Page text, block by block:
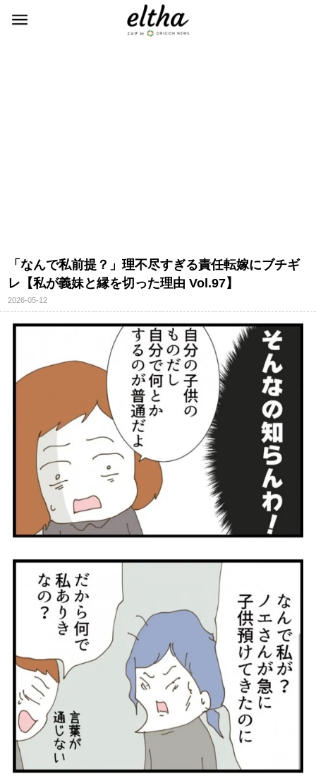
「なんで私前提？」理不尽すぎる責任転嫁にブチギ
レ【私が義妹と縁を切った理由 Vol.97】
2026-05-12